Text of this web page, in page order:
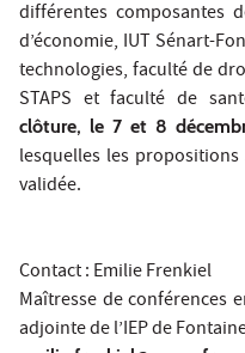
différentes composantes
d’économie, IUT Sénart-
technologies, faculté de
STAPS et faculté de
clôture, le 7 et 8
lesquelles les
validée.
Contact : Emilie Frenkiel
Maîtresse de conférences
adjointe de l’IEP de